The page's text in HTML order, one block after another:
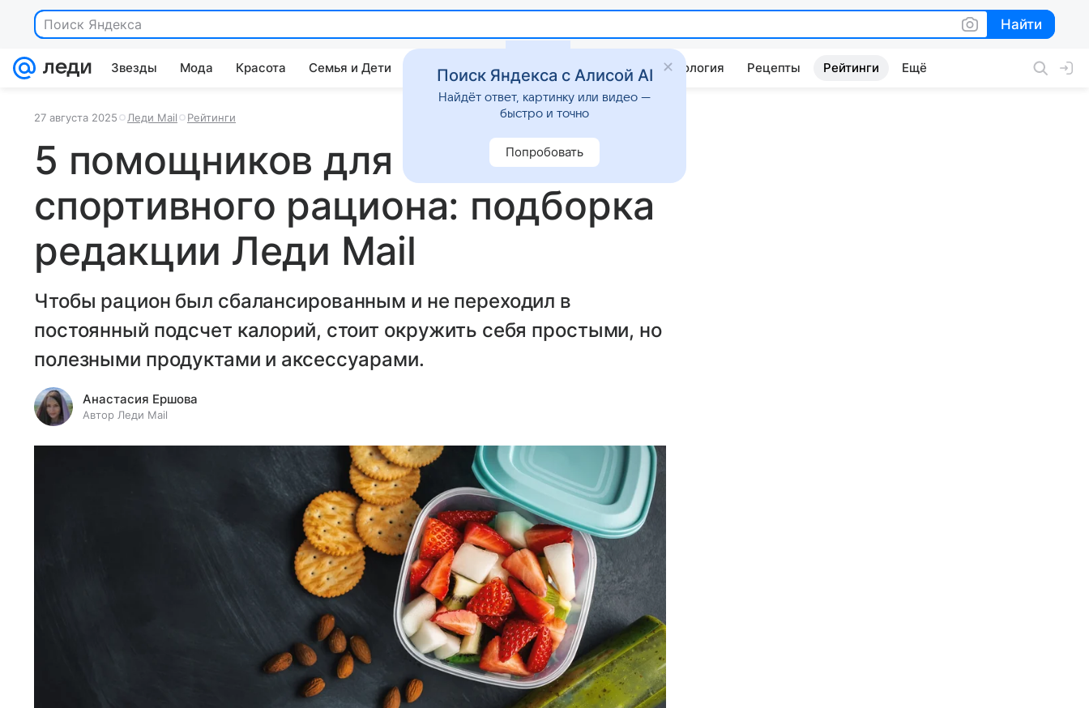
Поиск Яндекса Найти
Найти
Звезды Мода Красота Семья и Дети Дом Гороскопы Стиль жизни Психология Рецепты Рейтинги Ещё
27 августа 2025 Леди Mail Рейтинги
5 помощников для ЗОЖ и
спортивного рациона: подборка
редакции Леди Mail
Чтобы рацион был сбалансированным и не переходил в
постоянный подсчет калорий, стоит окружить себя простыми, но
полезными продуктами и аксессуарами.
Анастасия Ершова
Автор Леди Mail
Поиск Яндекса с Алисой AI
Найдёт ответ, картинку или видео —
быстро и точно
Попробовать